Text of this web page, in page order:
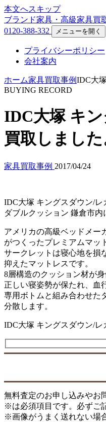
本文へスキップ
ブランド家具・高級家具買
0120-388-332 メニューを開く
プライバシーポリシー
会社案内
ホーム家具買取事例IDC大
BUYING RECORD
IDC大塚 キ
買取しました
家具買取事例 2017/04/24
IDC大塚 キングスダウン/
ダブルクッション 鎌倉市内
アメリカの高級ベッドメー
がつくったプレミアムマッ
サークレットは寝心地を損
抑えたマットレスです。
8層構造のクッション材が
正しい寝姿勢が保たれ、血
専用ボトムと組み合わせた
分散します。
IDC大塚 キングスダウン/レ
無料査定のお申し込みやお
※は必須項目です。必ずご
※画像がうまく送れない場